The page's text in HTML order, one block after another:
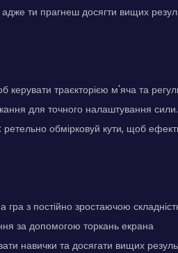
ти прагнеш досягти вищих
керувати траєкторією м'яча та
для точного налаштування
обмірковуй кути, щоб
гра з постійно зростаючою
за допомогою торкань екрана
навички та досягати вищих